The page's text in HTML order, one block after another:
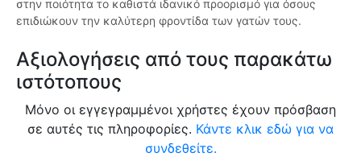
στην ποιότητα το καθιστά ιδανικό προορισμό για όσους
επιδιώκουν την καλύτερη φροντίδα των γατών τους.
Αξιολογήσεις από τους παρακάτω
ιστότοπους
Μόνο οι εγγεγραμμένοι χρήστες έχουν πρόσβαση
σε αυτές τις πληροφορίες. Κάντε κλικ εδώ για να
συνδεθείτε.